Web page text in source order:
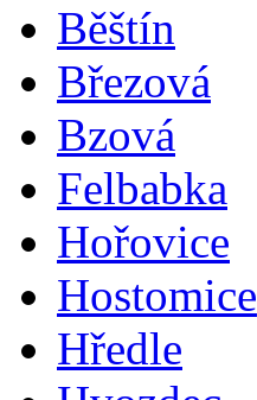
Běštín
Březová
Bzová
Felbabka
Hořovice
Hostomice
Hředle